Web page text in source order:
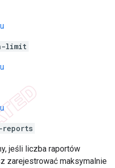
limit
jeśli liczba raportów
zarejestrować maksymalnie